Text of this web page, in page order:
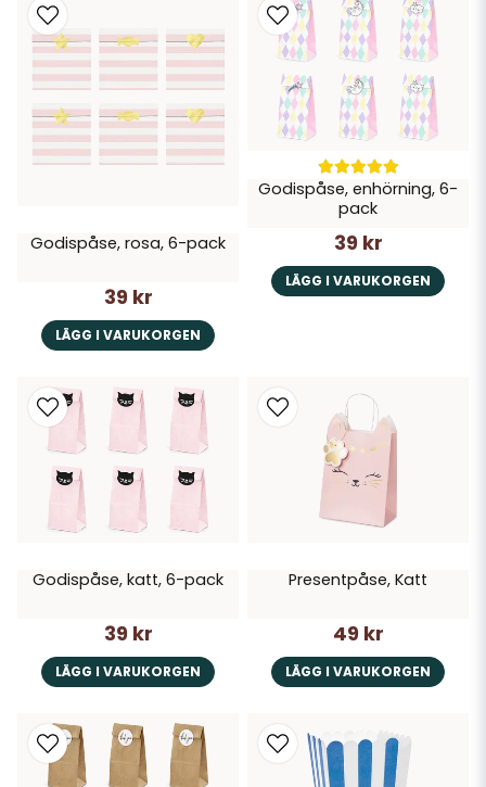
Godispåse, rosa, 6-pack
39 kr
LÄGG I VARUKORGEN
Godispåse, enhörning, 6-
pack
39 kr
LÄGG I VARUKORGEN
Godispåse, katt, 6-pack
39 kr
LÄGG I VARUKORGEN
Presentpåse, Katt
49 kr
LÄGG I VARUKORGEN